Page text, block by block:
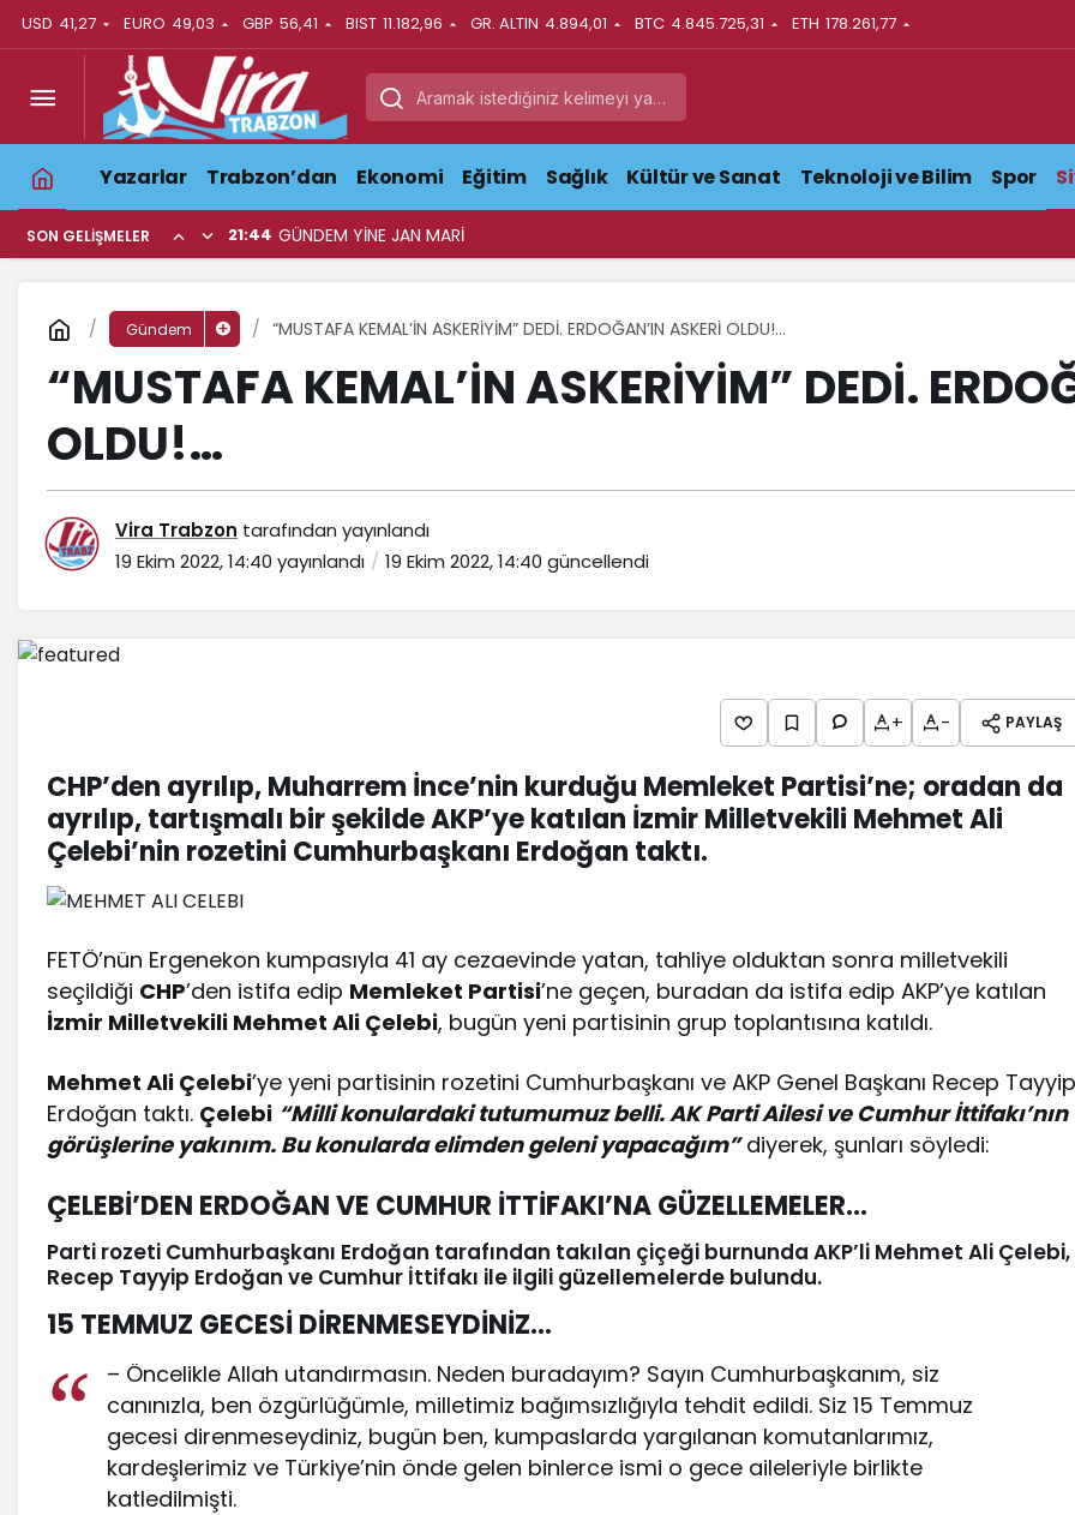
USD 41,27 EURO 49,03 GBP 56,41 BIST 11.182,96 GR. ALTIN 4.894,01 BTC 4.845.725,31 ETH 178.261,77
Yazarlar Trabzon’dan Ekonomi Eğitim Sağlık Kültür ve Sanat Teknoloji ve Bilim Spor
SON GELIŞMELER 21:44 GÜNDEM YİNE JAN MARİ
Gündem “MUSTAFA KEMAL’İN ASKERİYİM” DEDİ. ERDOĞAN’IN ASKERİ OLDU!…
“MUSTAFA KEMAL’İN ASKERİYİM” DEDİ.
OLDU!…
Vira Trabzon tarafından yayınlandı
19 Ekim 2022, 14:40 yayınlandı 19 Ekim 2022, 14:40 güncellendi
+ - PAYLAŞ
CHP’den ayrılıp, Muharrem İnce’nin kurduğu Memleket Partisi’ne; oradan da
ayrılıp, tartışmalı bir şekilde AKP’ye katılan İzmir Milletvekili Mehmet Ali
Çelebi’nin rozetini Cumhurbaşkanı Erdoğan taktı.
FETÖ’nün Ergenekon kumpasıyla 41 ay cezaevinde yatan, tahliye olduktan sonra milletvekili
seçildiği CHP’den istifa edip Memleket Partisi’ne geçen, buradan da istifa edip AKP’ye katılan
İzmir Milletvekili Mehmet Ali Çelebi, bugün yeni partisinin grup toplantısına katıldı.
Mehmet Ali Çelebi’ye yeni partisinin rozetini Cumhurbaşkanı ve AKP Genel Başkanı Recep
Erdoğan taktı. Çelebi “Milli konulardaki tutumumuz belli. AK Parti Ailesi ve Cumhur İttifakı’nın
görüşlerine yakınım. Bu konularda elimden geleni yapacağım”diyerek, şunları söyledi:
ÇELEBİ’DEN ERDOĞAN VE CUMHUR İTTİFAKI’NA GÜZELLEMELER…
Parti rozeti Cumhurbaşkanı Erdoğan tarafından takılan çiçeği burnunda AKP’li Mehmet Ali Çelebi,
Recep Tayyip Erdoğan ve Cumhur İttifakı ile ilgili güzellemelerde bulundu.
15 TEMMUZ GECESİ DİRENMESEYDİNİZ…
– Öncelikle Allah utandırmasın. Neden buradayım? Sayın Cumhurbaşkanım, siz
canınızla, ben özgürlüğümle, milletimiz bağımsızlığıyla tehdit edildi. Siz 15 Temmuz
gecesi direnmeseydiniz, bugün ben, kumpaslarda yargılanan komutanlarımız,
kardeşlerimiz ve Türkiye’nin önde gelen binlerce ismi o gece aileleriyle birlikte
katledilmişti.